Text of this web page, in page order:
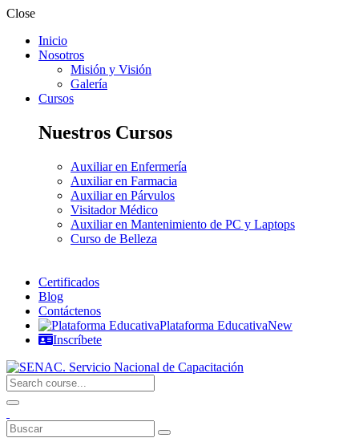
Close
Inicio
Nosotros
Misión y Visión
Galería
Cursos
Nuestros Cursos
Auxiliar en Enfermería
Auxiliar en Farmacia
Auxiliar en Párvulos
Visitador Médico
Auxiliar en Mantenimiento de PC y Laptops
Curso de Belleza
Certificados
Blog
Contáctenos
Plataforma EducativaNew
Inscríbete